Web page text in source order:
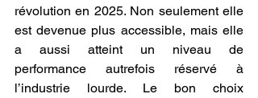
révolution en 2025. Non seulement elle
est devenue plus accessible, mais elle
a aussi atteint un niveau de
performance autrefois réservé à
l’industrie lourde. Le bon choix